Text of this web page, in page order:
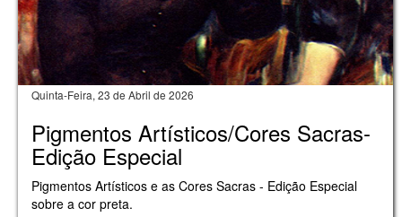
Quinta-Feira, 23 de Abril de 2026
Pigmentos Artísticos/Cores Sacras-
Edição Especial
Pigmentos Artísticos e as Cores Sacras - Edição Especial
sobre a cor preta.